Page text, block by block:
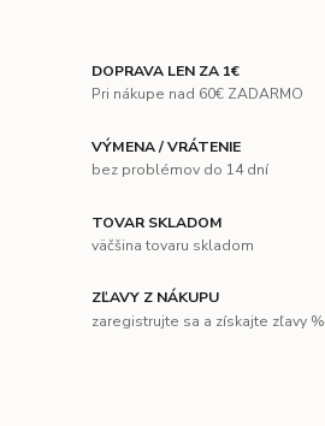
DOPRAVA LEN ZA 1€
Pri nákupe nad 60€ ZADARMO
VÝMENA / VRÁTENIE
bez problémov do 14 dní
TOVAR SKLADOM
väčšina tovaru skladom
ZĽAVY Z NÁKUPU
zaregistrujte sa a získajte zľavy %